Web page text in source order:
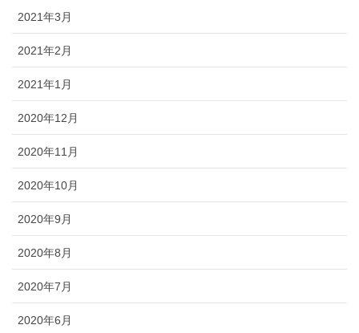
2021年3月
2021年2月
2021年1月
2020年12月
2020年11月
2020年10月
2020年9月
2020年8月
2020年7月
2020年6月